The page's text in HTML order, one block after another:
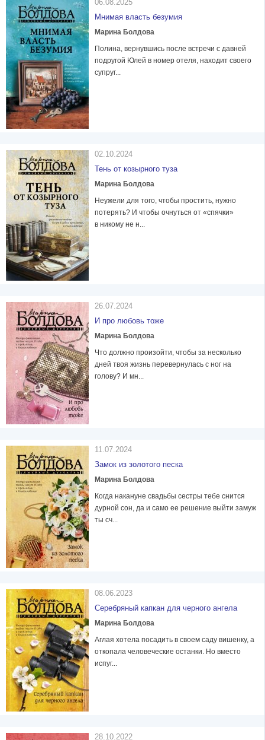
06.08.2025
Мнимая власть безумия
Марина Болдова
Полина, вернувшись после встречи с давней
подругой Юлей в номер отеля, находит своего
супруг...
02.10.2024
Тень от козырного туза
Марина Болдова
Неужели для того, чтобы простить, нужно
потерять? И чтобы очнуться от «спячки»
в никому не н...
26.07.2024
И про любовь тоже
Марина Болдова
Что должно произойти, чтобы за несколько
дней твоя жизнь перевернулась с ног на
голову? И мн...
11.07.2024
Замок из золотого песка
Марина Болдова
Когда накануне свадьбы сестры тебе снится
дурной сон, да и само ее решение выйти замуж
ты сч...
08.06.2023
Серебряный капкан для черного ангела
Марина Болдова
Аглая хотела посадить в своем саду вишенку, а
откопала человеческие останки. Но вместо
испуг...
28.10.2022